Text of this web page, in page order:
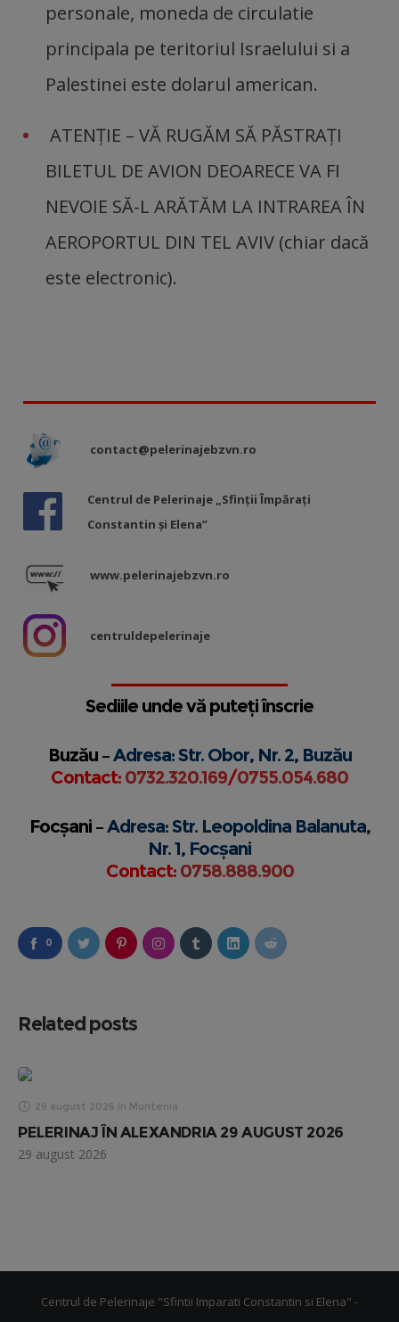
personale, moneda de circulatie
principala pe teritoriul Israelului si a
Palestinei este dolarul american.
ATENŢIE – VĂ RUGĂM SĂ PĂSTRAŢI
BILETUL DE AVION DEOARECE VA FI
NEVOIE SĂ-L ARĂTĂM LA INTRAREA ÎN
AEROPORTUL DIN TEL AVIV (chiar dacă
este electronic).
contact@pelerinajebzvn.ro
Centrul de Pelerinaje „Sfinții Împărați
Constantin și Elena”
www.pelerinajebzvn.ro
centruldepelerinaje
Sediile unde vă puteți înscrie
Buzău –Adresa: Str. Obor, Nr. 2, Buzău
Contact: 0732.320.169/0755.054.680
Focșani –Adresa: Str. Leopoldina Balanuta,
Nr. 1, Focșani
Contact: 0758.888.900
0
Related posts
29 august 2026 in Muntenia
PELERINAJ ÎN ALEXANDRIA 29 AUGUST 2026
29 august 2026
Centrul de Pelerinaje "Sfintii Imparati Constantin si Elena" -